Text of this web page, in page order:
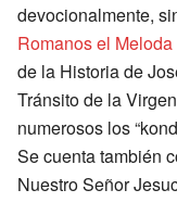
devocionalmente,
Romanos el Meloda
de la Historia de
Tránsito de la
numerosos los
Se cuenta también
Nuestro Señor